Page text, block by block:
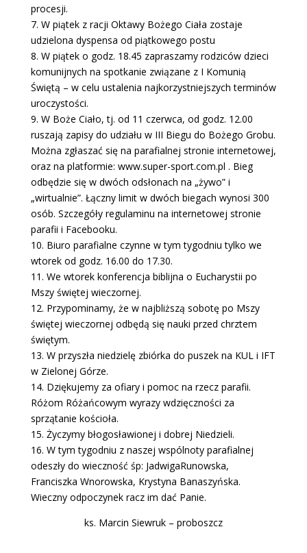
procesji.
7. W piątek z racji Oktawy Bożego Ciała zostaje
udzielona dyspensa od piątkowego postu
8. W piątek o godz. 18.45 zapraszamy rodziców dzieci
komunijnych na spotkanie związane z I Komunią
Świętą – w celu ustalenia najkorzystniejszych terminów
uroczystości.
9. W Boże Ciało, tj. od 11 czerwca, od godz. 12.00
ruszają zapisy do udziału w III Biegu do Bożego Grobu.
Można zgłaszać się na parafialnej stronie internetowej,
oraz na platformie: www.super-sport.com.pl . Bieg
odbędzie się w dwóch odsłonach na „żywo” i
„wirtualnie”. Łączny limit w dwóch biegach wynosi 300
osób. Szczegóły regulaminu na internetowej stronie
parafii i Facebooku.
10. Biuro parafialne czynne w tym tygodniu tylko we
wtorek od godz. 16.00 do 17.30.
11. We wtorek konferencja biblijna o Eucharystii po
Mszy świętej wieczornej.
12. Przypominamy, że w najbliższą sobotę po Mszy
świętej wieczornej odbędą się nauki przed chrztem
świętym.
13. W przyszła niedzielę zbiórka do puszek na KUL i IFT
w Zielonej Górze.
14. Dziękujemy za ofiary i pomoc na rzecz parafii.
Różom Różańcowym wyrazy wdzięczności za
sprzątanie kościoła.
15. Życzymy błogosławionej i dobrej Niedzieli.
16. W tym tygodniu z naszej wspólnoty parafialnej
odeszły do wieczność śp: JadwigaRunowska,
Franciszka Wnorowska, Krystyna Banaszyńska.
Wieczny odpoczynek racz im dać Panie.
ks. Marcin Siewruk – proboszcz